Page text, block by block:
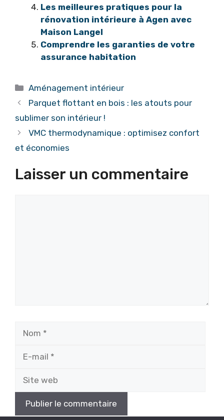
Les meilleures pratiques pour la
rénovation intérieure à Agen avec
Maison Langel
Comprendre les garanties de votre
assurance habitation
Catégories
Aménagement intérieur
Parquet flottant en bois : les atouts pour
sublimer son intérieur !
VMC thermodynamique : optimisez confort
et économies
Laisser un commentaire